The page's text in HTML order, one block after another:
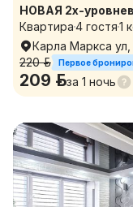
НОВАЯ 2х-
Бесконтактное
Квартира4 гостя1
Карла Маркса
220 р.
Первое
209 р.за 1 ночь